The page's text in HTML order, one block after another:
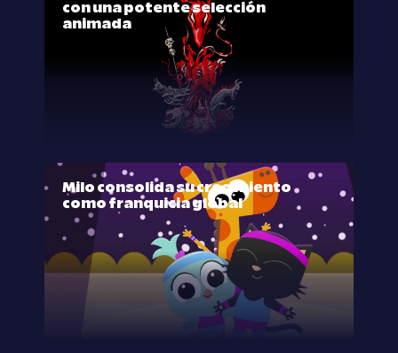
con una potente selección
animada
Milo consolida su crecimiento
como franquicia global